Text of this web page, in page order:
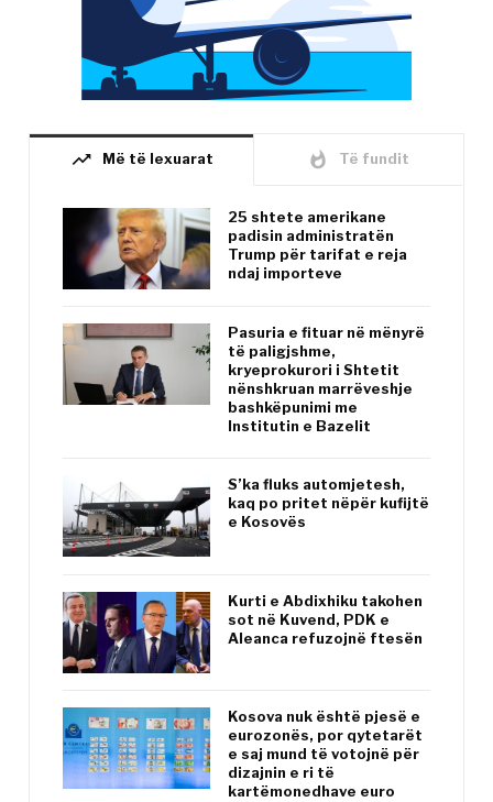
trending_up Më të lexuarat whatshot Të fundit
25 shtete amerikane
padisin administratën
Trump për tarifat e reja
ndaj importeve
Pasuria e fituar në mënyrë
të paligjshme,
kryeprokurori i Shtetit
nënshkruan marrëveshje
bashkëpunimi me
Institutin e Bazelit
S’ka fluks automjetesh,
kaq po pritet nëpër kufijtë
e Kosovës
Kurti e Abdixhiku takohen
sot në Kuvend, PDK e
Aleanca refuzojnë ftesën
Kosova nuk është pjesë e
eurozonës, por qytetarët
e saj mund të votojnë për
dizajnin e ri të
kartëmonedhave euro